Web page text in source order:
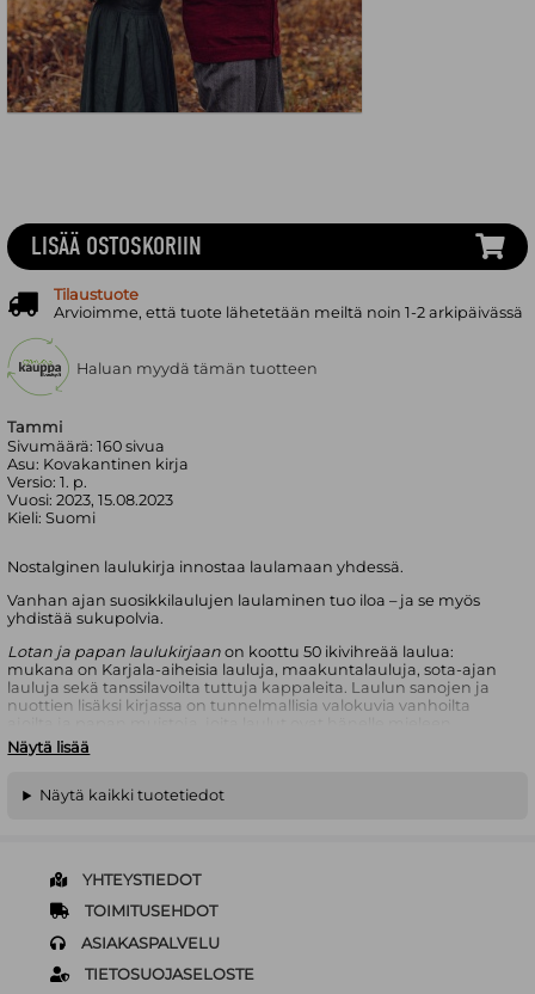
Tammi
Sivumäärä:160 sivua
Asu: Kovakantinen kirja
Versio:1. p.
Vuosi:2023, 15.08.2023
Kieli:Suomi
Nostalginen laulukirja innostaa laulamaan yhdessä.
Vanhan ajan suosikkilaulujen laulaminen tuo iloa – ja se myös
yhdistää sukupolvia.
Lotan ja papan laulukirjaan on koottu 50 ikivihreää laulua:
mukana on Karjala-aiheisia lauluja, maakuntalauluja, sota-ajan
lauluja sekä tanssilavoilta tuttuja kappaleita. Laulun sanojen ja
nuottien lisäksi kirjassa on tunnelmallisia valokuvia vanhoilta
tuoneet. Laulaminen pitää mielen virkeänä, herättää muistoja ja
keskusteluja yli sukupolvirajojen. Laula omaksi iloksi tai yhdessä
Lotta-Sofia Saahko (FM) kuvailee itseään globaaliksi
Lotta on kirjallisuuden puolestapuhuja ja lukutoukka jo lapsesta
lähtien.
myydyimmistä kotimaisista tietokirjoista ja lukijoiden
suursuosikki.
Näytä lisää
LISÄÄ OSTOSKORIIN
Tilaustuote
Arvioimme, että tuote lähetetään meiltä noin 1-2 arkipäivässä
Haluan myydä tämän tuotteen
Näytä kaikki tuotetiedot
YHTEYSTIEDOT
TOIMITUSEHDOT
ASIAKASPALVELU
TIETOSUOJASELOSTE